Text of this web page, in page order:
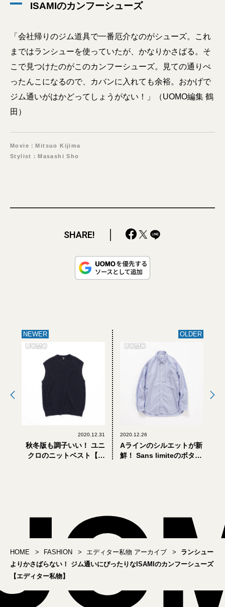
ISAMIのカンフーシューズ
「会社帰りのジム道具で一番厄介なのがシューズ。これ
まではランシューを使っていたが、かなりかさばる。そ
こで見つけたのがこのカンフーシューズ。見ての通りぺ
ったんこになるので、カバンに入れても余裕。おかげで
ジム通いがはかどってしょうがない！」（UOMO編集 鶴
田）
Movie：Mitsuo Kijima
Stylist：Masashi Sho
SHARE!
NEWER
2020.12.31
秋冬版も調子いい！ ユニ
クロのニットベスト【エ
OLDER
2020.12.26
Aラインのシルエットが新
鮮！ Sans limiteのボタン
HOME FASHION エディター私物 アーカイブ
ランシュー
よりかさばらない！ ジム通いにぴったりなISAMIのカンフーシューズ
【エディター私物】